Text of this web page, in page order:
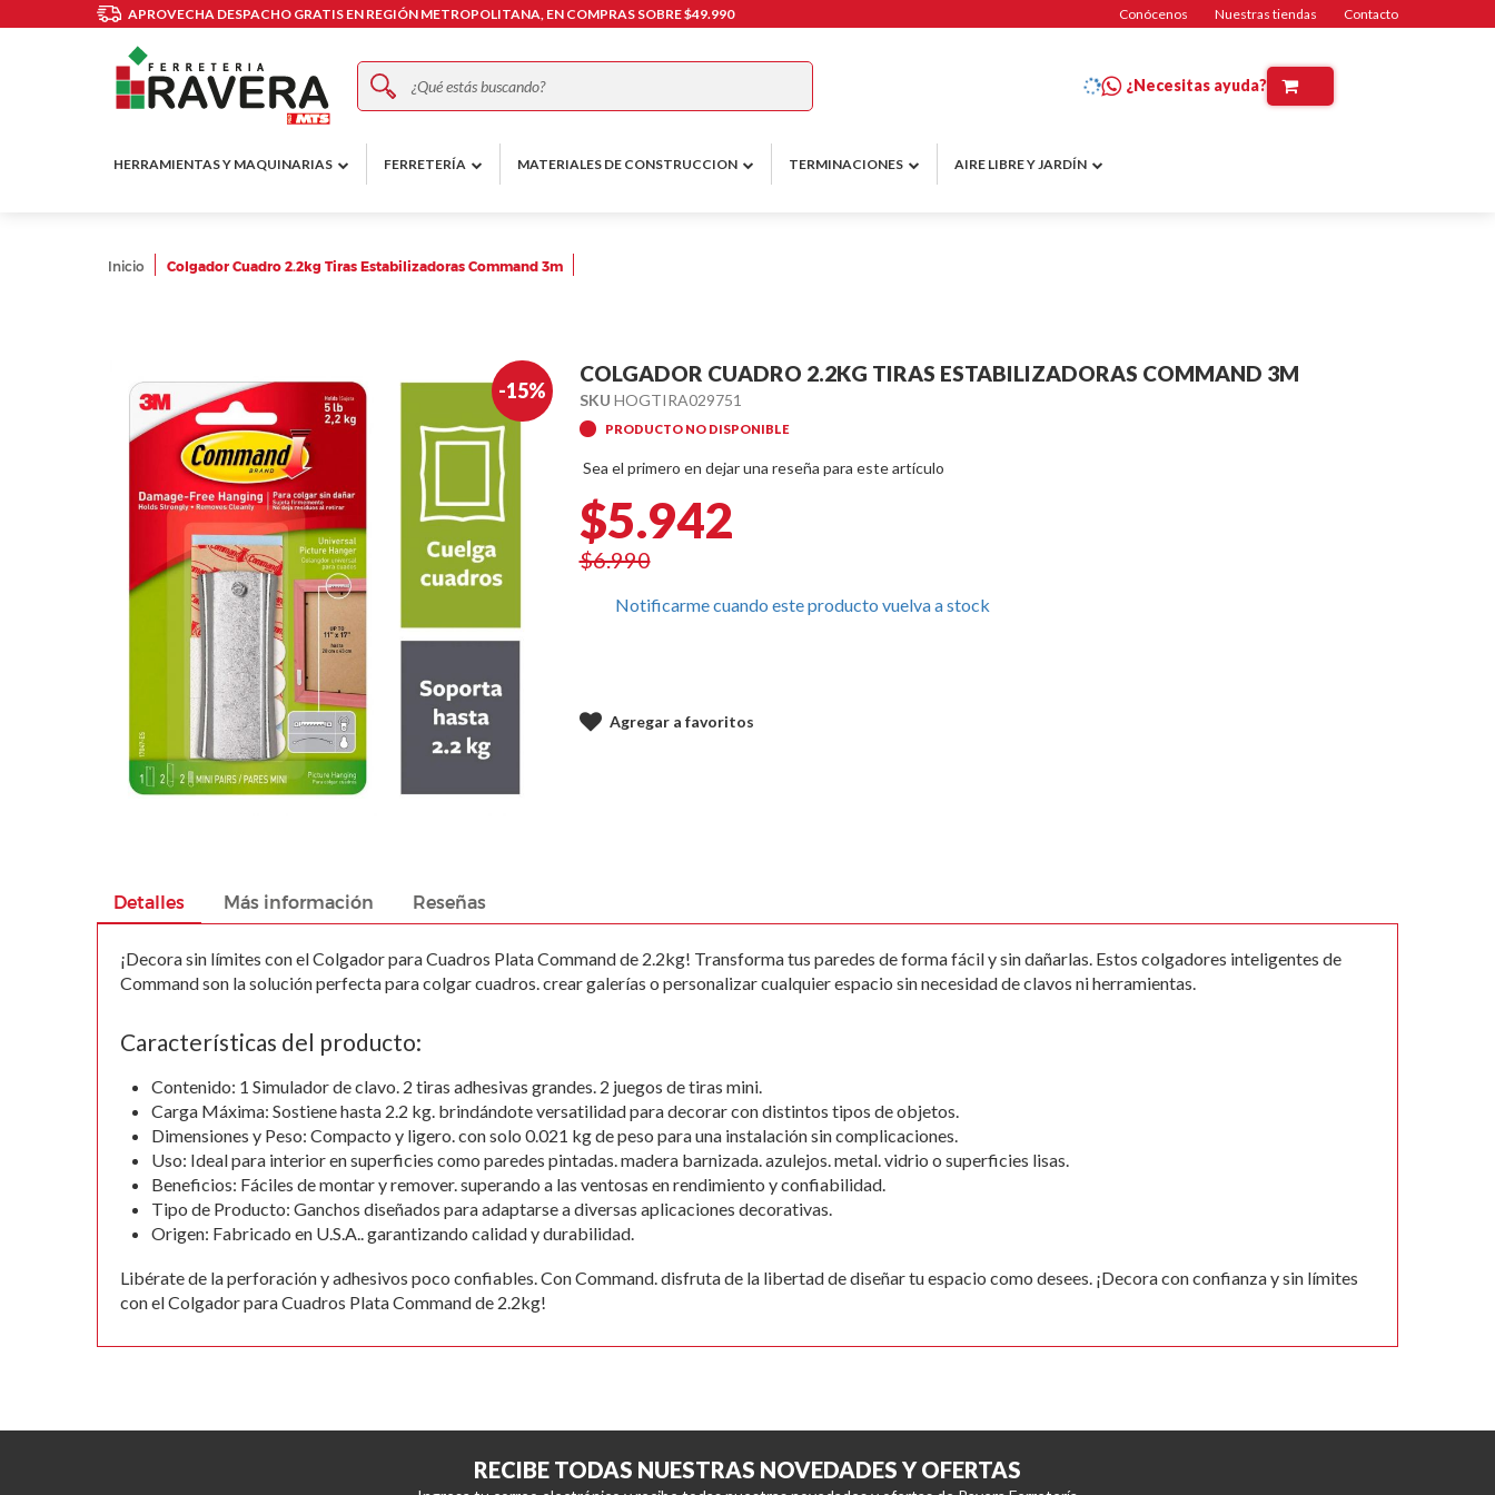
APROVECHA DESPACHO GRATIS EN REGIÓN METROPOLITANA, EN COMPRAS SOBRE $49.990 Conócenos Nuestras tiendas Contacto
Buscar
¿Necesitas ayuda?
HERRAMIENTAS Y MAQUINARIAS FERRETERÍA MATERIALES DE CONSTRUCCION TERMINACIONES AIRE LIBRE Y JARDÍN
Inicio Colgador Cuadro 2.2kg Tiras Estabilizadoras Command 3m
beginning
of
images
-15%
COLGADOR CUADRO 2.2KG TIRAS ESTABILIZADORAS COMMAND 3M
SKU HOGTIRA029751
PRODUCTO NO DISPONIBLE
Sea el primero en dejar una reseña para este artículo
$5.942
$6.990
Notificarme cuando este producto vuelva a stock
Agregar a favoritos
Detalles
¡Decora sin límites con el Colgador para Cuadros Plata Command de 2.2kg! Transforma tus paredes de forma fácil y sin dañarlas. Estos colgadores inteligentes de
Command son la solución perfecta para colgar cuadros. crear galerías o personalizar cualquier espacio sin necesidad de clavos ni herramientas.
Características del producto:
Contenido: 1 Simulador de clavo. 2 tiras adhesivas grandes. 2 juegos de tiras mini.
Carga Máxima: Sostiene hasta 2.2 kg. brindándote versatilidad para decorar con distintos tipos de objetos.
Dimensiones y Peso: Compacto y ligero. con solo 0.021 kg de peso para una instalación sin complicaciones.
Uso: Ideal para interior en superficies como paredes pintadas. madera barnizada. azulejos. metal. vidrio o superficies lisas.
Beneficios: Fáciles de montar y remover. superando a las ventosas en rendimiento y confiabilidad.
Tipo de Producto: Ganchos diseñados para adaptarse a diversas aplicaciones decorativas.
Origen: Fabricado en U.S.A.. garantizando calidad y durabilidad.
Libérate de la perforación y adhesivos poco confiables. Con Command. disfruta de la libertad de diseñar tu espacio como desees. ¡Decora con confianza y sin límites
con el Colgador para Cuadros Plata Command de 2.2kg!
Más información Reseñas
RECIBE TODAS NUESTRAS NOVEDADES Y OFERTAS